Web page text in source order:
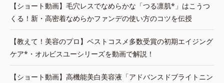
【ショート動画】毛穴レスでなめらかな「つる凛肌*」はこうつ
くる！新・高密着なめらかファンデの使い方のコツを伝授
【教えて！美容のプロ】ベストコスメ多数受賞の初期エイジング
ケア*・オルビスユーシリーズを動画で解説！
【ショート動画】高機能美白美容液「アドバンスドブライトニン